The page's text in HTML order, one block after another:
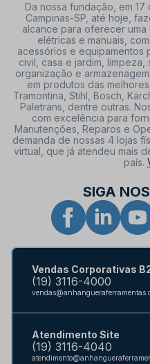
Da nossa fundação, em
Campinas-SP, até hoje,
alcance para oferecer
elétricas e manuais,
acessórios e equipamentos
civil, casa e jardim, limpeza,
organização e
em produtos das
Tramontina, Stihl, Bosch,
Paletrans, dentre outras.
com excelência para
Manutenções, Reparos e
demanda de nossas 4 lojas
virtual, que já atendeu mais
país.
SIGA
Vendas Corporativas
(19) 3116-4000
Atendimento Site
(19) 3116-4040